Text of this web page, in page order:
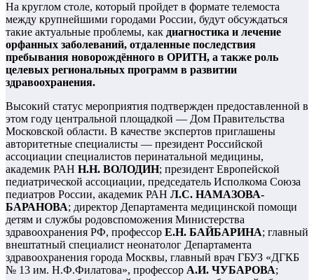
На круглом столе, который пройдет в формате телемоста
между крупнейшими городами России, будут обсуждаться
такие актуальные проблемы, как диагностика и лечение
орфанных заболеваний, отдаленные последствия
пребывания новорождённого в ОРИТН, а также роль
целевых региональных программ в развитии
здравоохранения.
Высокий статус мероприятия подтвержден предоставленной в
этом году центральной площадкой — Дом Правительства
Московской области. В качестве экспертов приглашены
авторитетные специалисты — президент Российской
ассоциации специалистов перинатальной медицины,
академик РАН Н.Н. ВОЛОДИН; президент Европейской
педиатрической ассоциации, председатель Исполкома Союза
педиатров России, академик РАН Л.С. НАМАЗОВА-
БАРАНОВА; директор Департамента медицинской помощи
детям и службы родовспоможения Министерства
здравоохранения РФ, профессор Е.Н. БАЙБАРИНА; главный
внештатный специалист неонатолог Департамента
здравоохранения города Москвы, главный врач ГБУЗ «ДГКБ
№ 13 им. Н.Ф.Филатова», профессор А.И. ЧУБАРОВА;